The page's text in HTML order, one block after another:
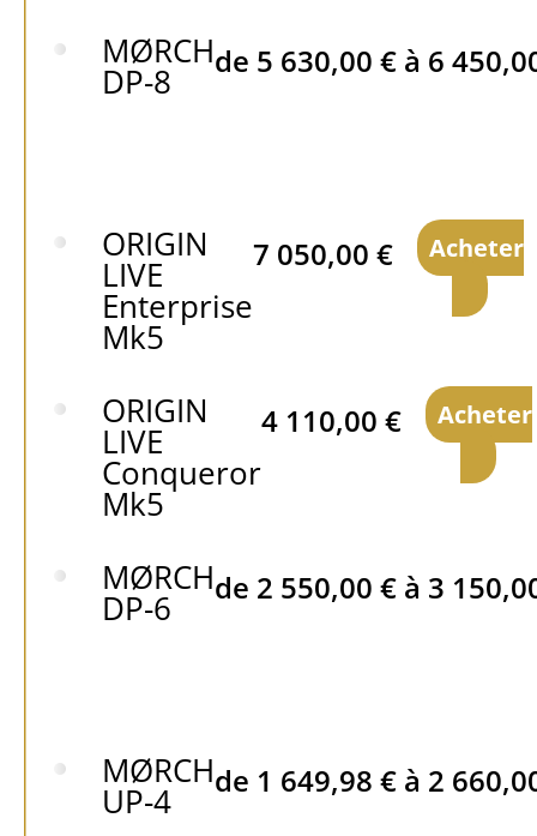
MØRCH
DP-8 de 5 630,00 €à 6
ORIGIN
LIVE
Enterprise
Mk5
7 050,00 € Acheter
ORIGIN
LIVE
Conqueror
Mk5
4 110,00 € Acheter
MØRCH
DP-6 de 2 550,00 €à 3
MØRCH
UP-4 de 1 649,98 €à 2